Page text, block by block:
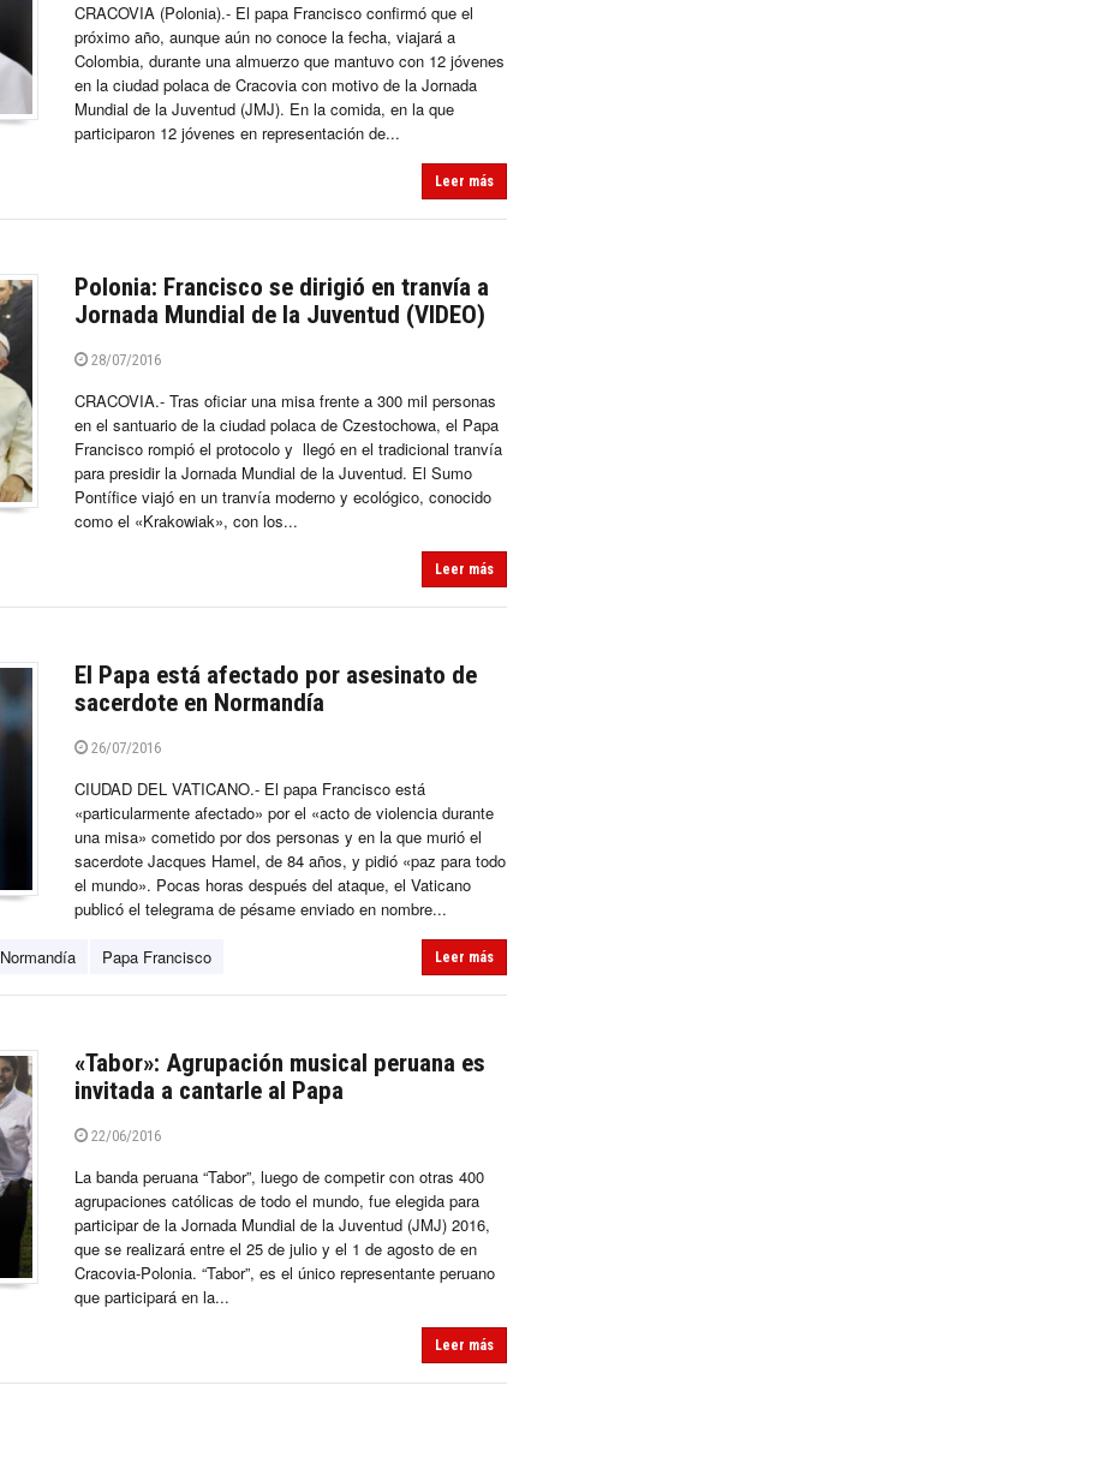
CRACOVIA (Polonia).- El papa Francisco confirmó que el
próximo año, aunque aún no conoce la fecha, viajará a
Colombia, durante una almuerzo que mantuvo con 12 jóvenes
en la ciudad polaca de Cracovia con motivo de la Jornada
Mundial de la Juventud (JMJ). En la comida, en la que
participaron 12 jóvenes en representación de...
Leer más
Polonia: Francisco se dirigió en tranvía a
Jornada Mundial de la Juventud (VIDEO)
28/07/2016
CRACOVIA.- Tras oficiar una misa frente a 300 mil personas
en el santuario de la ciudad polaca de Czestochowa, el Papa
Francisco rompió el protocolo y llegó en el tradicional tranvía
para presidir la Jornada Mundial de la Juventud. El Sumo
Pontífice viajó en un tranvía moderno y ecológico, conocido
como el «Krakowiak», con los...
Leer más
El Papa está afectado por asesinato de
sacerdote en Normandía
26/07/2016
CIUDAD DEL VATICANO.- El papa Francisco está
«particularmente afectado» por el «acto de violencia durante
una misa» cometido por dos personas y en la que murió el
sacerdote Jacques Hamel, de 84 años, y pidió «paz para todo
el mundo». Pocas horas después del ataque, el Vaticano
publicó el telegrama de pésame enviado en nombre...
Normandía Papa Francisco Leer más
«Tabor»: Agrupación musical peruana es
invitada a cantarle al Papa
22/06/2016
La banda peruana “Tabor”, luego de competir con otras 400
agrupaciones católicas de todo el mundo, fue elegida para
participar de la Jornada Mundial de la Juventud (JMJ) 2016,
que se realizará entre el 25 de julio y el 1 de agosto de en
Cracovia-Polonia. “Tabor”, es el único representante peruano
que participará en la...
Leer más